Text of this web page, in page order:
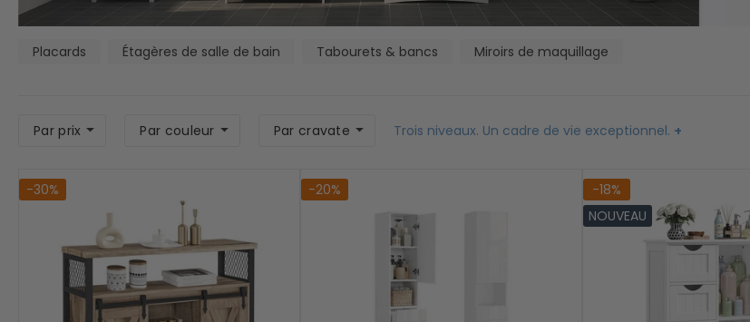
Stores
Accessoires stores latéraux
Placards Étagères de salle de bain Tabourets & bancs Miroirs de maquillage
Par prix Par couleur Par cravate Trois niveaux. Un cadre de vie exceptionnel. +
-30% -20%
-18%
NOUVEAU